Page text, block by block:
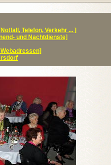
Telefon, Verkehr ... ]
und Nachtdienste]